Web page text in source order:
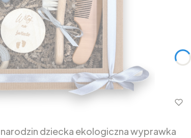
dziecka ekologiczna wyprawka